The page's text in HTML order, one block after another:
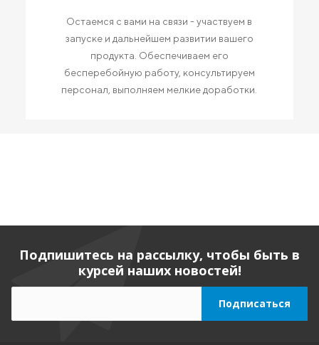
Остаемся с вами на связи - участвуем в
запуске и дальнейшем развитии вашего
продукта. Обеспечиваем его
бесперебойную работу, консультируем
персонал, выполняем мелкие доработки.
Подпишитесь на рассылку, чтобы быть в
курсей наших новостей!